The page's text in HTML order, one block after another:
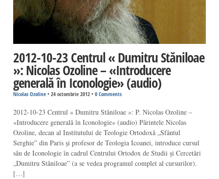
2012-10-23 Centrul « Dumitru Stăniloae
»: Nicolas Ozoline – «Introducere
generală în Iconologie» (audio)
Nicolas Ozoline• 24 octombrie 2012• 0 Comments
2012-10-23 Centrul « Dumitru Stăniloae »: P. Nicolas Ozoline –
«Introducere generală în Iconologie» (audio) Părintele Nicolas
Ozoline, decan al Institutului de Teologie Ortodoxă „Sfântul
Serghie” din Paris și profesor de Teologia Icoanei, introduce cursul
său de Iconologie în cadrul Centrului Ortodox de Studii și Cercetări
„Dumitru Stăniloae” (a se vedea programul complet al cursurilor).
[…]